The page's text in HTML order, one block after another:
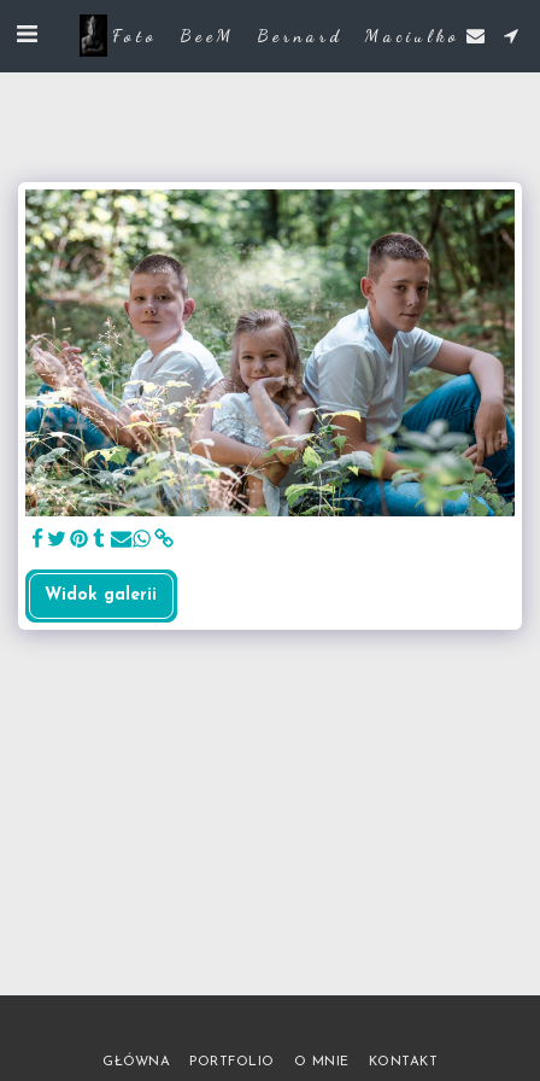
Foto BeeM Bernard Maciulko
Widok galerii
GŁÓWNA PORTFOLIO O MNIE KONTAKT